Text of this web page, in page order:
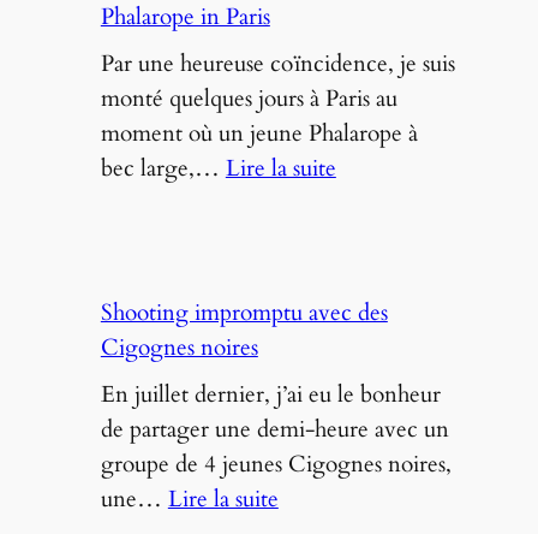
Phalarope in Paris
Par une heureuse coïncidence, je suis
monté quelques jours à Paris au
moment où un jeune Phalarope à
bec large,… Lire la suite:
Shooting impromptu avec des
Cigognes noires
En juillet dernier, j’ai eu le bonheur
de partager une demi-heure avec un
groupe de 4 jeunes Cigognes noires,
une… Lire la suite: